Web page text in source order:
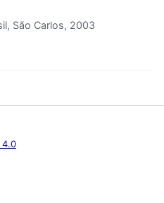
São Carlos, 2003
4.0